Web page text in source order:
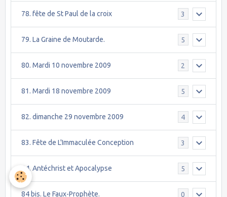
78. fête de St Paul de la croix 3
79. La Graine de Moutarde. 5
80. Mardi 10 novembre 2009 2
81. Mardi 18 novembre 2009 5
82. dimanche 29 novembre 2009 4
83. Fête de L'Immaculée Conception 3
84. Antéchrist et Apocalypse 5
84 bis. Le Faux-Prophète. 0